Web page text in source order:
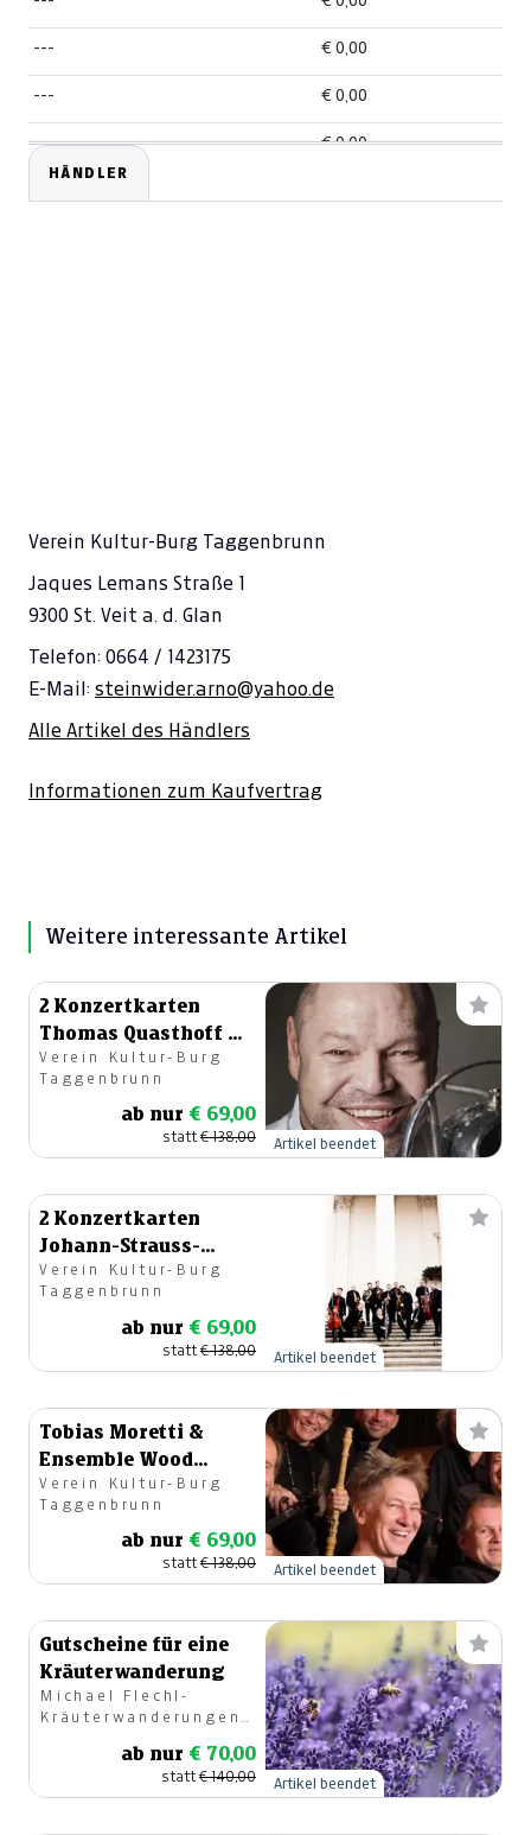
--- € 0,00
--- € 0,00
--- € 0,00
---
---
HÄNDLER
Verein Kultur-Burg Taggenbrunn
Jaques Lemans Straße 1
9300 St. Veit a. d. Glan
Telefon: 0664 / 1423175
E-Mail: steinwider.arno@yahoo.de
Alle Artikel des Händlers
Informationen zum Kaufvertrag
Weitere interessante Artikel
2 Konzertkarten
Thomas Quasthoff &
Band , Burg
Taggenbrunn
Verein Kultur-Burg
Taggenbrunn
ab nur € 69,00
statt€ 138,00 Artikel beendet
2 Konzertkarten
Johann-Strauss-
Ensemble der Wiener
Symphoniker
Verein Kultur-Burg
Taggenbrunn
ab nur € 69,00
statt€ 138,00 Artikel beendet
Tobias Moretti &
Ensemble Wood
Sounds
Verein Kultur-Burg
Taggenbrunn
ab nur € 69,00
statt€ 138,00 Artikel beendet
Gutscheine für eine
Kräuterwanderung
Michael Flechl-
Kräuterwanderungen
ab nur € 70,00
statt€ 140,00 Artikel beendet